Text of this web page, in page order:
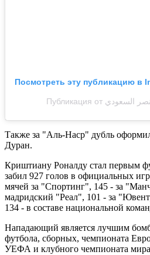
Посмотреть эту публикацию в
Также за "Аль-Наср" дубль
Дуран.
Криштиану Роналду стал первым
забил 927 голов в официальных
мячей за "Спортинг", 145 - за
мадридский "Реал", 101 - за
134 - в составе национальной
Нападающий является лучшим
футбола, сборных, чемпионата
УЕФА и клубного чемпионата